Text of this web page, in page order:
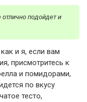
отлично подойдет и
и я, если вам
присмотритесь к
и помидорами,
по вкусу
тесто,